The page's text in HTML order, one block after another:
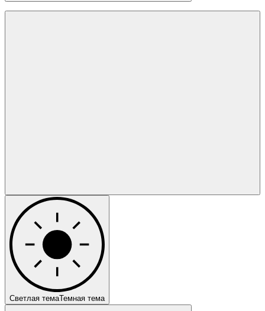
Светлая темаТемная тема